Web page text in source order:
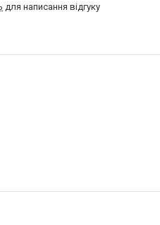
для написання відгуку